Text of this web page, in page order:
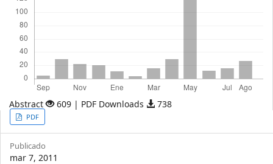
Abstract 609 | PDF Downloads 738
Article
Sidebar
PDF
Publicado
mar 7, 2011